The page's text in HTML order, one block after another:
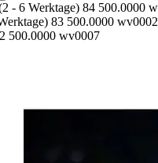
- 6 Werktage) 84 500.0000
83 500.0000 wv0002
500.0000 wv0007